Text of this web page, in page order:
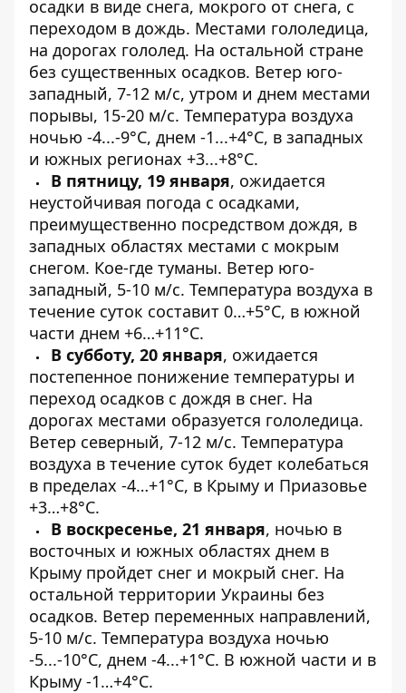
осадки в виде снега, мокрого от снега, с
переходом в дождь. Местами гололедица,
на дорогах гололед. На остальной стране
без существенных осадков. Ветер юго-
западный, 7-12 м/с, утром и днем ​​местами
порывы, 15-20 м/с. Температура воздуха
ночью -4...-9°С, днем ​​-1...+4°С, в западных
и южных регионах +3...+8°С.
В пятницу, 19 января, ожидается
неустойчивая погода с осадками,
преимущественно посредством дождя, в
западных областях местами с мокрым
снегом. Кое-где туманы. Ветер юго-
западный, 5-10 м/с. Температура воздуха в
течение суток составит 0…+5°С, в южной
части днем ​​+6…+11°С.
В субботу, 20 января, ожидается
постепенное понижение температуры и
переход осадков с дождя в снег. На
дорогах местами образуется гололедица.
Ветер северный, 7-12 м/с. Температура
воздуха в течение суток будет колебаться
в пределах -4…+1°С, в Крыму и Приазовье
+3…+8°С.
В воскресенье, 21 января, ночью в
восточных и южных областях днем ​​в
Крыму пройдет снег и мокрый снег. На
остальной территории Украины без
осадков. Ветер переменных направлений,
5-10 м/с. Температура воздуха ночью
-5...-10°С, днем ​​-4...+1°С. В южной части и в
Крыму -1…+4°С.